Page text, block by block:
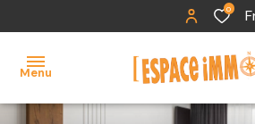
0
Menu